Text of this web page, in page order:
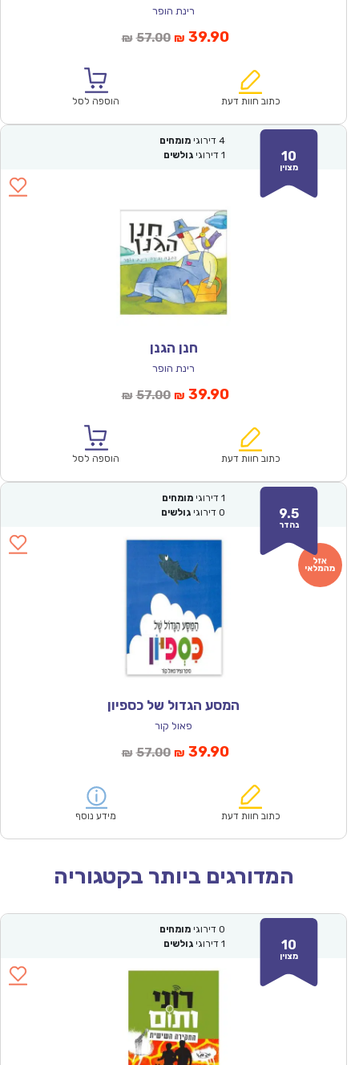
רינת הופר
₪ 57.00המחיר
₪57.00.
₪ 39.90המחיר
הוא:
כתוב חוות דעת הוספה לסל
10
מצוין
4 דירוגי מומחים
1 דירוגי גולשים
חנן הגנן
רינת הופר
₪ 57.00המחיר
₪57.00.
₪ 39.90המחיר
הוא:
כתוב חוות דעת הוספה לסל
9.5
נהדר
1 דירוגי מומחים
0 דירוגי גולשים
המסע הגדול של כספיון
פאול קור
₪ 57.00המחיר
₪57.00.
₪ 39.90המחיר
הוא:
כתוב חוות דעת מידע נוסף
המדורגים ביותר בקטגוריה
10
מצוין
0 דירוגי מומחים
1 דירוגי גולשים